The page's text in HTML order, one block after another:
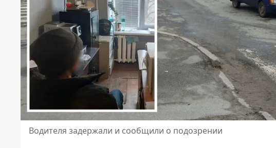
Водителя задержали и сообщили о подозрении